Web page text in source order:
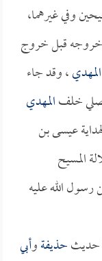
وفي غيرهما،
خروجه قبل خروج
المهدي، وقد جاء
خلفالمهدي
عيسى بن
المسيح
رسول الله عليه
حديثحذيفةوأبي